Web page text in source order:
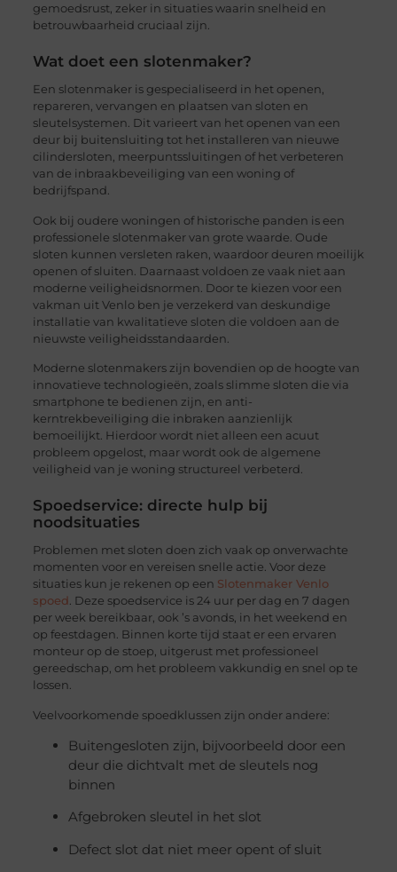
gemoedsrust, zeker in situaties waarin snelheid en
betrouwbaarheid cruciaal zijn.
Wat doet een slotenmaker?
Een slotenmaker is gespecialiseerd in het openen,
repareren, vervangen en plaatsen van sloten en
sleutelsystemen. Dit varieert van het openen van een
deur bij buitensluiting tot het installeren van nieuwe
cilindersloten, meerpuntssluitingen of het verbeteren
van de inbraakbeveiliging van een woning of
bedrijfspand.
Ook bij oudere woningen of historische panden is een
professionele slotenmaker van grote waarde. Oude
sloten kunnen versleten raken, waardoor deuren moeilijk
openen of sluiten. Daarnaast voldoen ze vaak niet aan
moderne veiligheidsnormen. Door te kiezen voor een
vakman uit Venlo ben je verzekerd van deskundige
installatie van kwalitatieve sloten die voldoen aan de
nieuwste veiligheidsstandaarden.
Moderne slotenmakers zijn bovendien op de hoogte van
innovatieve technologieën, zoals slimme sloten die via
smartphone te bedienen zijn, en anti-
kerntrekbeveiliging die inbraken aanzienlijk
bemoeilijkt. Hierdoor wordt niet alleen een acuut
probleem opgelost, maar wordt ook de algemene
veiligheid van je woning structureel verbeterd.
Spoedservice: directe hulp bij
noodsituaties
Problemen met sloten doen zich vaak op onverwachte
momenten voor en vereisen snelle actie. Voor deze
situaties kun je rekenen op een Slotenmaker Venlo
spoed. Deze spoedservice is 24 uur per dag en 7 dagen
per week bereikbaar, ook ’s avonds, in het weekend en
op feestdagen. Binnen korte tijd staat er een ervaren
monteur op de stoep, uitgerust met professioneel
gereedschap, om het probleem vakkundig en snel op te
lossen.
Veelvoorkomende spoedklussen zijn onder andere:
Buitengesloten zijn, bijvoorbeeld door een
deur die dichtvalt met de sleutels nog
binnen
Afgebroken sleutel in het slot
Defect slot dat niet meer opent of sluit